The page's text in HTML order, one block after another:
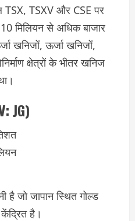
TSX, TSXV और CSE पर
मिलियन से अधिक बाजार
खनिजों, ऊर्जा खनिजों,
क्षेत्रों के भीतर खनिज
JG)
है जो जापान स्थित गोल्ड
है।